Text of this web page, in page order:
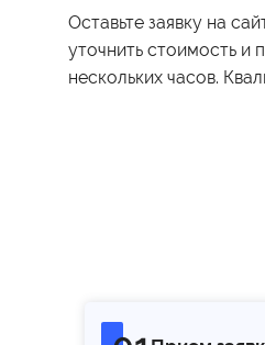
Оставьте заявку на
уточнить стоимость и
нескольких часов.